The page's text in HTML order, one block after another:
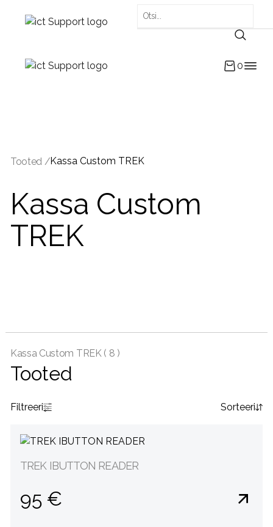
0
Tooted /Kassa Custom TREK
Kassa Custom
TREK
Kassa Custom TREK ( 8 )
Tooted
Filtreeri Sorteeri
TREK IBUTTON READER
95 €